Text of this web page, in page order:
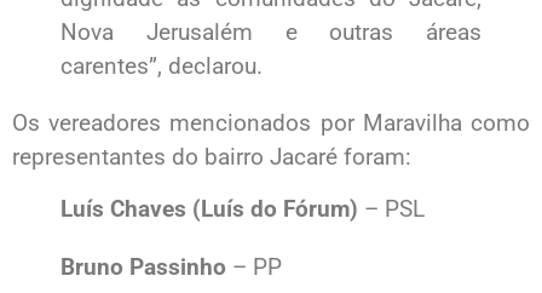
Nova Jerusalém e outras áreas
carentes”, declarou.
Os vereadores mencionados por Maravilha como
representantes do bairro Jacaré foram:
Luís Chaves (Luís do Fórum) – PSL
Bruno Passinho – PP